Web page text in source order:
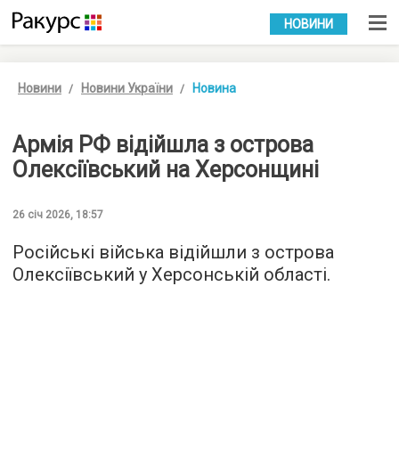
УКР РУС
НОВИНИ
Новини Новини України Новина
Армія РФ відійшла з острова
Олексіївський на Херсонщині
26 січ 2026, 18:57
Російські війська відійшли з острова
Олексіївський у Херсонській області.